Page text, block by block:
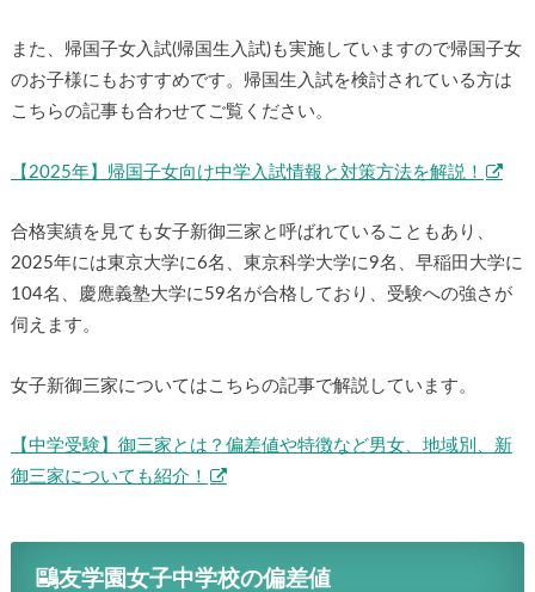
また、帰国子女入試(帰国生入試)も実施していますので帰国子女
のお子様にもおすすめです。帰国生入試を検討されている方は
こちらの記事も合わせてご覧ください。
【2025年】帰国子女向け中学入試情報と対策方法を解説！
合格実績を見ても女子新御三家と呼ばれていることもあり、
2025年には東京大学に6名、東京科学大学に9名、早稲田大学に
104名、慶應義塾大学に59名が合格しており、受験への強さが
伺えます。
女子新御三家についてはこちらの記事で解説しています。
【中学受験】御三家とは？偏差値や特徴など男女、地域別、新
御三家についても紹介！
鷗友学園女子中学校の偏差値